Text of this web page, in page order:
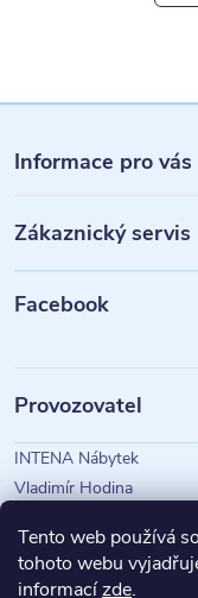
Tento web používá
tohoto webu
informacízde.
á
p
a
Informace pro vás
Zákaznický servis
Facebook
Provozovatel
INTENA Nábytek
Vladimír Hodina